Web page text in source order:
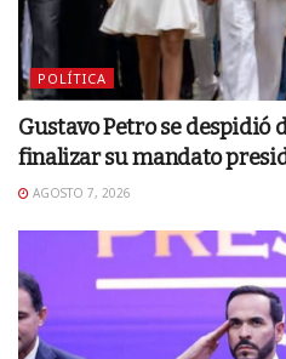
POLÍTICA
Gustavo Petro se despidió
finalizar su mandato
AGOSTO 7, 2026